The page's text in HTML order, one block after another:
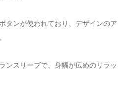
タンが使われており、デザインのア
ンスリーブで、身幅が広めのリラッ